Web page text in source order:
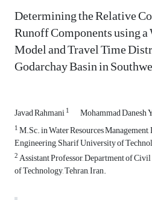
Determining the Relative
Runoff Components using
Model and Travel Time
Godarchay Basin in
Javad Rahmani1 Mohammad Danesh
1M.Sc. in Water Resources
Engineering, Sharif University of
2Assistant Professor, Department of
of Technology, Tehran, Iran.